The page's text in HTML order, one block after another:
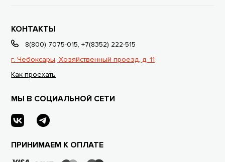
КОНТАКТЫ
8(800) 7075-015,+7(8352) 222-515
г. Чебоксары, Хозяйственный проезд, д. 11
Как проехать
МЫ В СОЦИАЛЬНОЙ СЕТИ
ПРИНИМАЕМ К ОПЛАТЕ